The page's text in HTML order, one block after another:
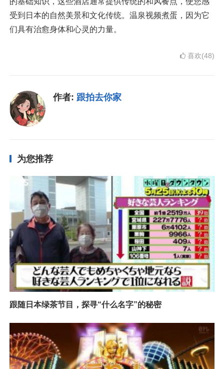
受到日本的自然美景和文化传统。温泉视频煮蛋，因为它
们具有治愈身体和心灵的力量。
喜欢(48)
作者: 跟拍去你家
为您推荐
跟随日本绿茶节目，探寻“什么名字”的秘密